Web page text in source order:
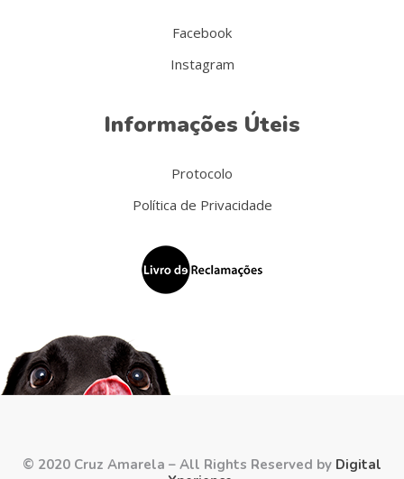
Facebook
Instagram
Informações Úteis
Protocolo
Política de Privacidade
© 2020 Cruz Amarela – All Rights Reserved by Digital